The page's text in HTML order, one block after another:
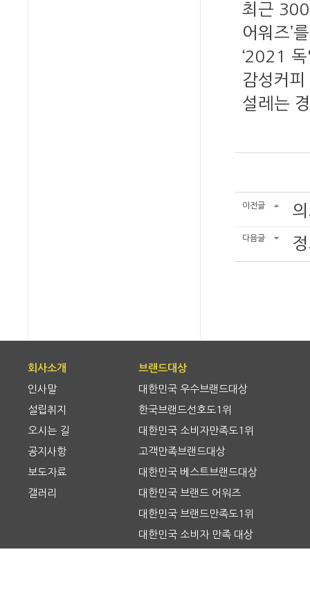
최근
어워즈’
‘2021
감성커
설레는
이전글
다음글
회사소개
인사말
설립취지
오시는 길
공지사항
보도자료
갤러리
브랜드대상
대한민국 우수브랜드대상
한국브랜드선호도1위
대한민국 소비자만족도1위
고객만족브랜드대상
대한민국 베스트브랜드대상
대한민국 브랜드 어워즈
대한민국 브랜드만족도1위
대한민국 소비자 만족 대상